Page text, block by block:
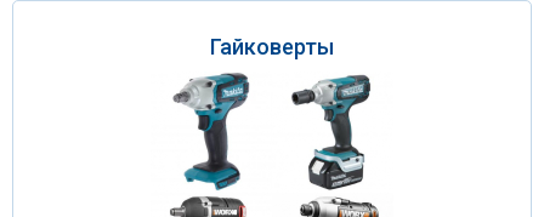
Гайковерты